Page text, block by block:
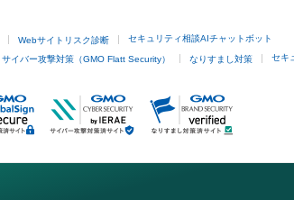
Webサイトリスク診断 セキュリティ相談AIチャットボット
サイバー攻撃対策（GMO Flatt Security） なりすまし対策 セキ